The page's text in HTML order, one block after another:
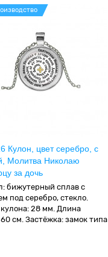
Кулон, цвет серебро, с
Молитва Николаю
за дочь
бижутерный сплав с
под серебро, стекло.
28 мм. Длина
см. Застёжка: замок типа